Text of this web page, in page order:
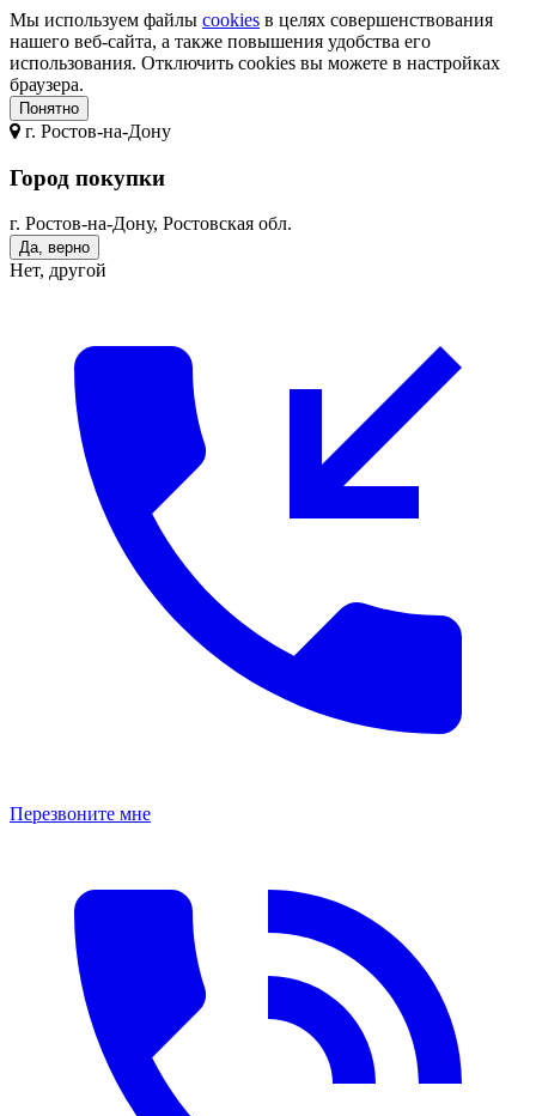
Мы используем файлы cookies в целях совершенствования
нашего веб-сайта, а также повышения удобства его
использования. Отключить cookies вы можете в настройках
браузера.
Понятно
г. Ростов-на-Дону
Город покупки
г. Ростов-на-Дону, Ростовская обл.
Да, верно
Нет, другой
Перезвоните мне